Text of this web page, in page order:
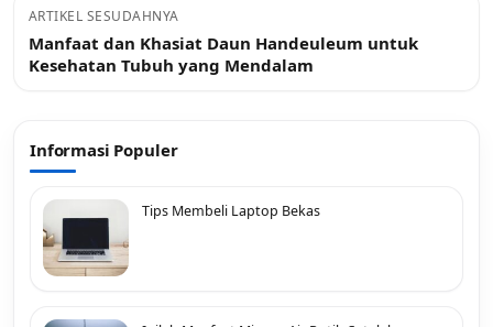
ARTIKEL SESUDAHNYA
Manfaat dan Khasiat Daun Handeuleum untuk
Kesehatan Tubuh yang Mendalam
Informasi Populer
Tips Membeli Laptop Bekas